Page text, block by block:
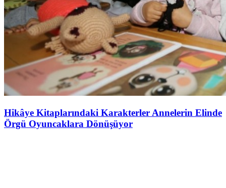
Hikâye Kitaplarındaki Karakterler Annelerin Elinde
Örgü Oyuncaklara Dönüşüyor